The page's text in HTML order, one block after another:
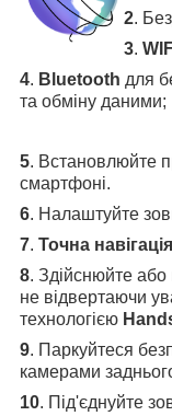
2.
3.
4. Bluetooth для
та обміну даними;
5. Встановлюйте
смартфоні.
6. Налаштуйте
7. Точна навігація
8. Здійснюйте або
не відвертаючи
технологією
9. Паркуйтеся
камерами
10. Під'єднуйте